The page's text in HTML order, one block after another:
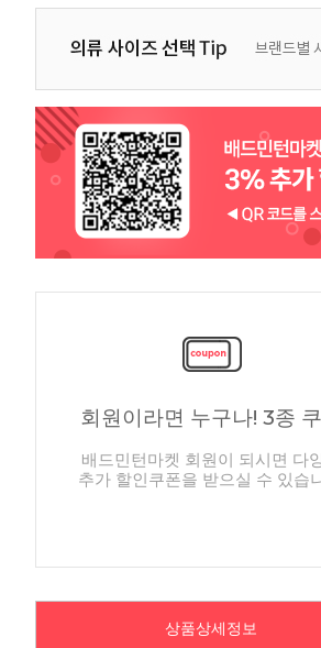
회원이라면 누구나! 3종
배드민턴마켓 회원이 되시면 다
추가 할인쿠폰을 받으실 수 있습
상품상세정보